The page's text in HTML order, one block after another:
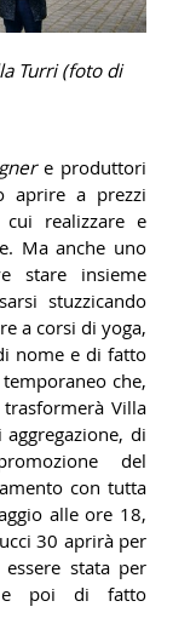
Turri (foto di
e produttori
aprire a prezzi
realizzare e
Ma anche uno
stare insieme
stuzzicando
a corsi di yoga,
nome e di fatto
che,
Villa
di
del
con tutta
alle ore 18,
30 aprirà per
stata per
e poi di fatto